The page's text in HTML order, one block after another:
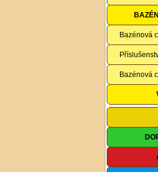
Bazénová
Bazénová